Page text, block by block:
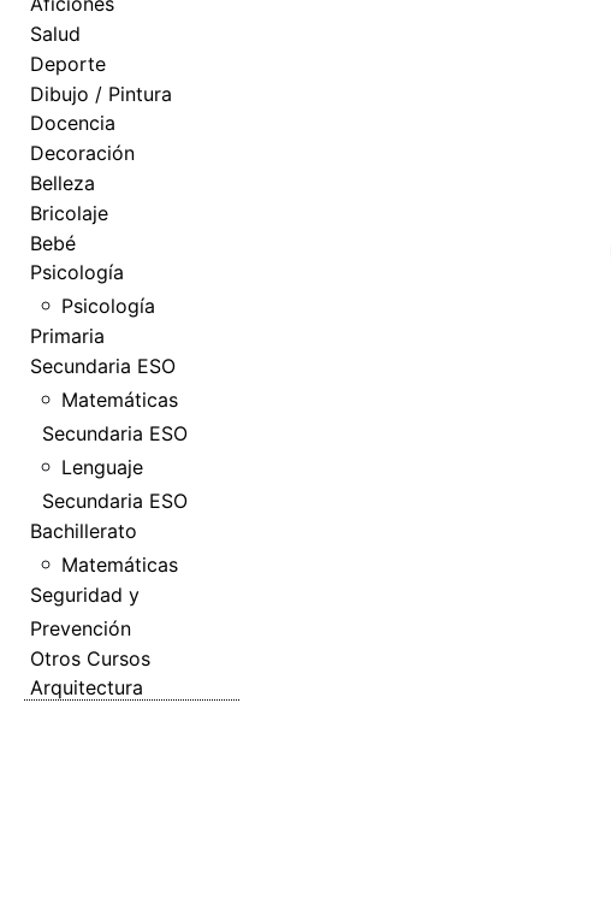
Salud
Deporte
Dibujo / Pintura
Docencia
Decoración
Belleza
Bricolaje
Bebé
Psicología
Psicología
Primaria
Secundaria ESO
Matemáticas
Secundaria ESO
Lenguaje
Secundaria ESO
Bachillerato
Matemáticas
Seguridad y
Prevención
Otros Cursos
Arquitectura